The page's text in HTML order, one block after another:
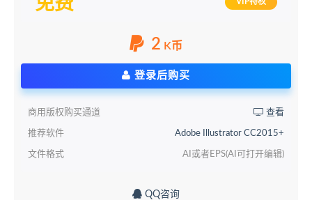
2 K币
登录后购买
商用版权购买通道 查看
推荐软件 Adobe Illustrator CC2015+
文件格式 AI或者EPS(AI可打开编辑)
QQ咨询